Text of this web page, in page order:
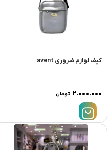
کيف لوازم ضروری avent
۲.۰۰۰.۰۰۰ تومان